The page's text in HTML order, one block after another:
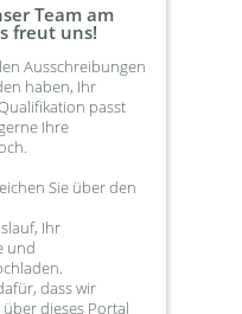
Team am
freut uns!
Ausschreibungen
haben, Ihr
passt
Ihre
Sie über den
Ihr
und
dass wir
dieses Portal